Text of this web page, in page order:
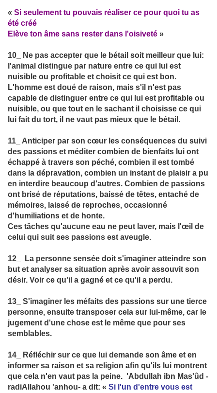
« Si seulement tu pouvais réaliser ce pour quoi tu as
été créé
Elève ton âme sans rester dans l'oisiveté »
10_ Ne pas accepter que le bétail soit meilleur que lui:
l'animal distingue par nature entre ce qui lui est
nuisible ou profitable et choisit ce qui est bon.
L'homme est doué de raison, mais s'il n'est pas
capable de distinguer entre ce qui lui est profitable ou
nuisible, ou que tout en le sachant il choisisse ce qui
lui fait du tort, il ne vaut pas mieux que le bétail.
11_ Anticiper par son cœur les conséquences du suivi
des passions et méditer combien de bienfaits lui ont
échappé à travers son péché, combien il est tombé
dans la dépravation, combien un instant de plaisir a pu
en interdire beaucoup d'autres. Combien de passions
ont brisé de réputations, baissé de têtes, entaché de
mémoires, laissé de reproches, occasionné
d'humiliations et de honte.
Ces tâches qu'aucune eau ne peut laver, mais l'œil de
celui qui suit ses passions est aveugle.
12_ La personne sensée doit s'imaginer atteindre son
but et analyser sa situation après avoir assouvit son
désir. Voir ce qu'il a gagné et ce qu'il a perdu.
13_ S'imaginer les méfaits des passions sur une tierce
personne, ensuite transposer cela sur lui-même, car le
jugement d'une chose est le même que pour ses
semblables.
14_ Réfléchir sur ce que lui demande son âme et en
informer sa raison et sa religion afin qu'ils lui montrent
que cela n'en vaut pas la peine. 'Abdullah ibn Mas'ûd -
radiAllahou 'anhou- a dit: « Si l'un d'entre vous est